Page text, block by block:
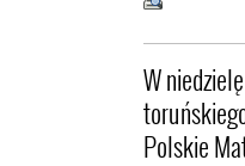
W
Polskie